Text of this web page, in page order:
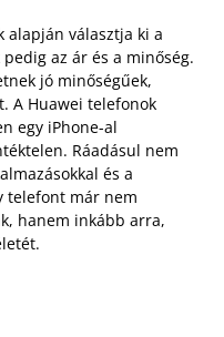
alapján választja ki a
az ár és a minőség.
jó minőségűek,
A Huawei telefonok
egy iPhone-al
Ráadásul nem
és a
telefont már nem
hanem inkább arra,